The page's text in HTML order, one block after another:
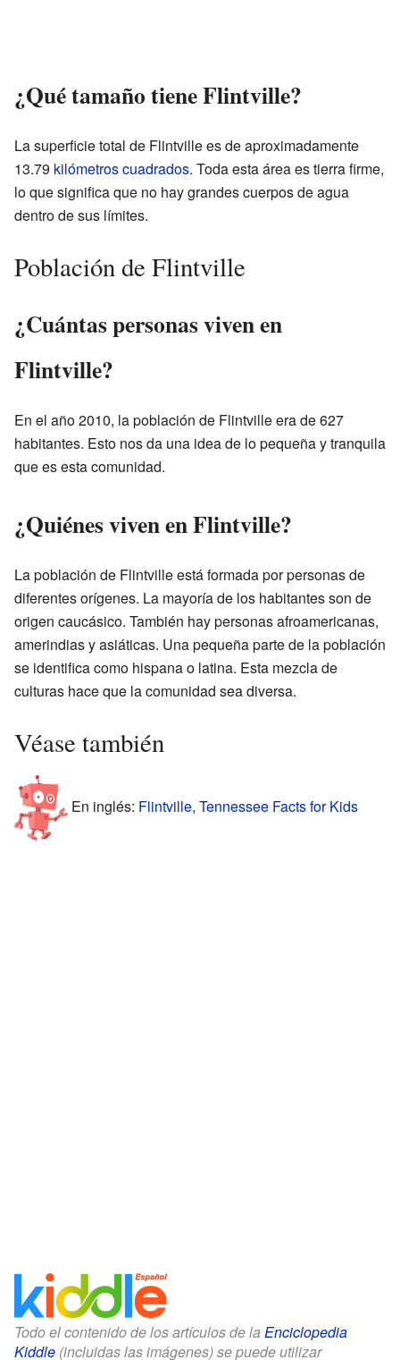
¿Qué tamaño tiene Flintville?
La superficie total de Flintville es de aproximadamente
13.79 kilómetros cuadrados. Toda esta área es tierra firme,
lo que significa que no hay grandes cuerpos de agua
dentro de sus límites.
Población de Flintville
¿Cuántas personas viven en
Flintville?
En el año 2010, la población de Flintville era de 627
habitantes. Esto nos da una idea de lo pequeña y tranquila
que es esta comunidad.
¿Quiénes viven en Flintville?
La población de Flintville está formada por personas de
diferentes orígenes. La mayoría de los habitantes son de
origen caucásico. También hay personas afroamericanas,
amerindias y asiáticas. Una pequeña parte de la población
se identifica como hispana o latina. Esta mezcla de
culturas hace que la comunidad sea diversa.
Véase también
En inglés: Flintville, Tennessee Facts for Kids
Todo el contenido de los artículos de la Enciclopedia
Kiddle (incluidas las imágenes) se puede utilizar